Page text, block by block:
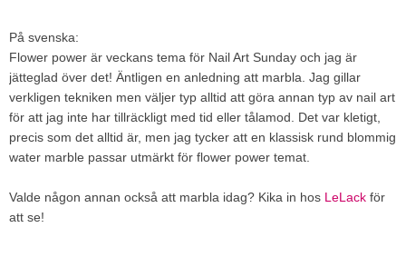
På svenska:
Flower power är veckans tema för Nail Art Sunday och jag är
jätteglad över det! Äntligen en anledning att marbla. Jag gillar
verkligen tekniken men väljer typ alltid att göra annan typ av nail art
för att jag inte har tillräckligt med tid eller tålamod. Det var kletigt,
precis som det alltid är, men jag tycker att en klassisk rund blommig
water marble passar utmärkt för flower power temat.
Valde någon annan också att marbla idag? Kika in hos LeLack för
att se!